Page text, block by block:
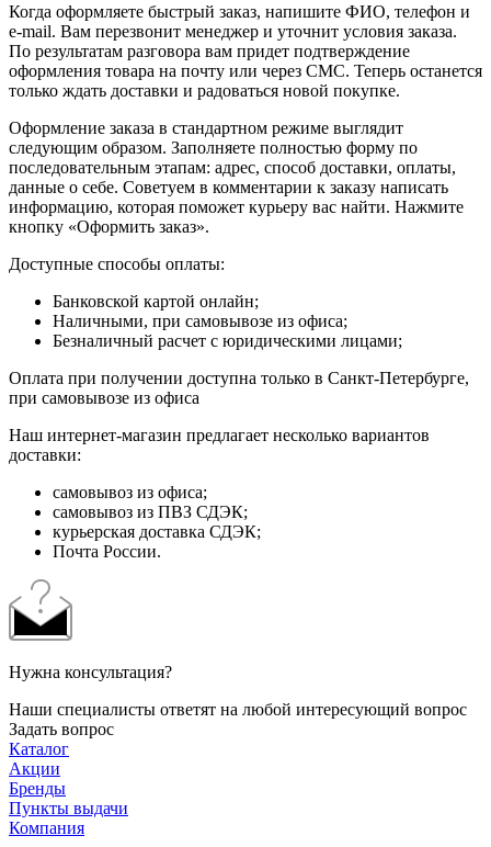
Когда оформляете быстрый заказ, напишите ФИО, телефон и
e-mail. Вам перезвонит менеджер и уточнит условия заказа.
По результатам разговора вам придет подтверждение
оформления товара на почту или через СМС. Теперь останется
только ждать доставки и радоваться новой покупке.
Оформление заказа в стандартном режиме выглядит
следующим образом. Заполняете полностью форму по
последовательным этапам: адрес, способ доставки, оплаты,
данные о себе. Советуем в комментарии к заказу написать
информацию, которая поможет курьеру вас найти. Нажмите
кнопку «Оформить заказ».
Доступные способы оплаты:
Банковской картой онлайн;
Наличными, при самовывозе из офиса;
Безналичный расчет с юридическими лицами;
Оплата при получении доступна только в Санкт-Петербурге,
при самовывозе из офиса
Наш интернет-магазин предлагает несколько вариантов
доставки:
самовывоз из офиса;
самовывоз из ПВЗ СДЭК;
курьерская доставка СДЭК;
Почта России.
Нужна консультация?
Наши специалисты ответят на любой интересующий вопрос
Задать вопрос
Каталог
Акции
Бренды
Пункты выдачи
Компания